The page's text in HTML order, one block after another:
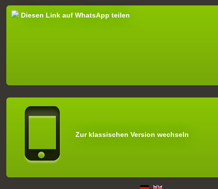
Diesen Link auf WhatsApp teilen
Zur klassischen Version wechseln